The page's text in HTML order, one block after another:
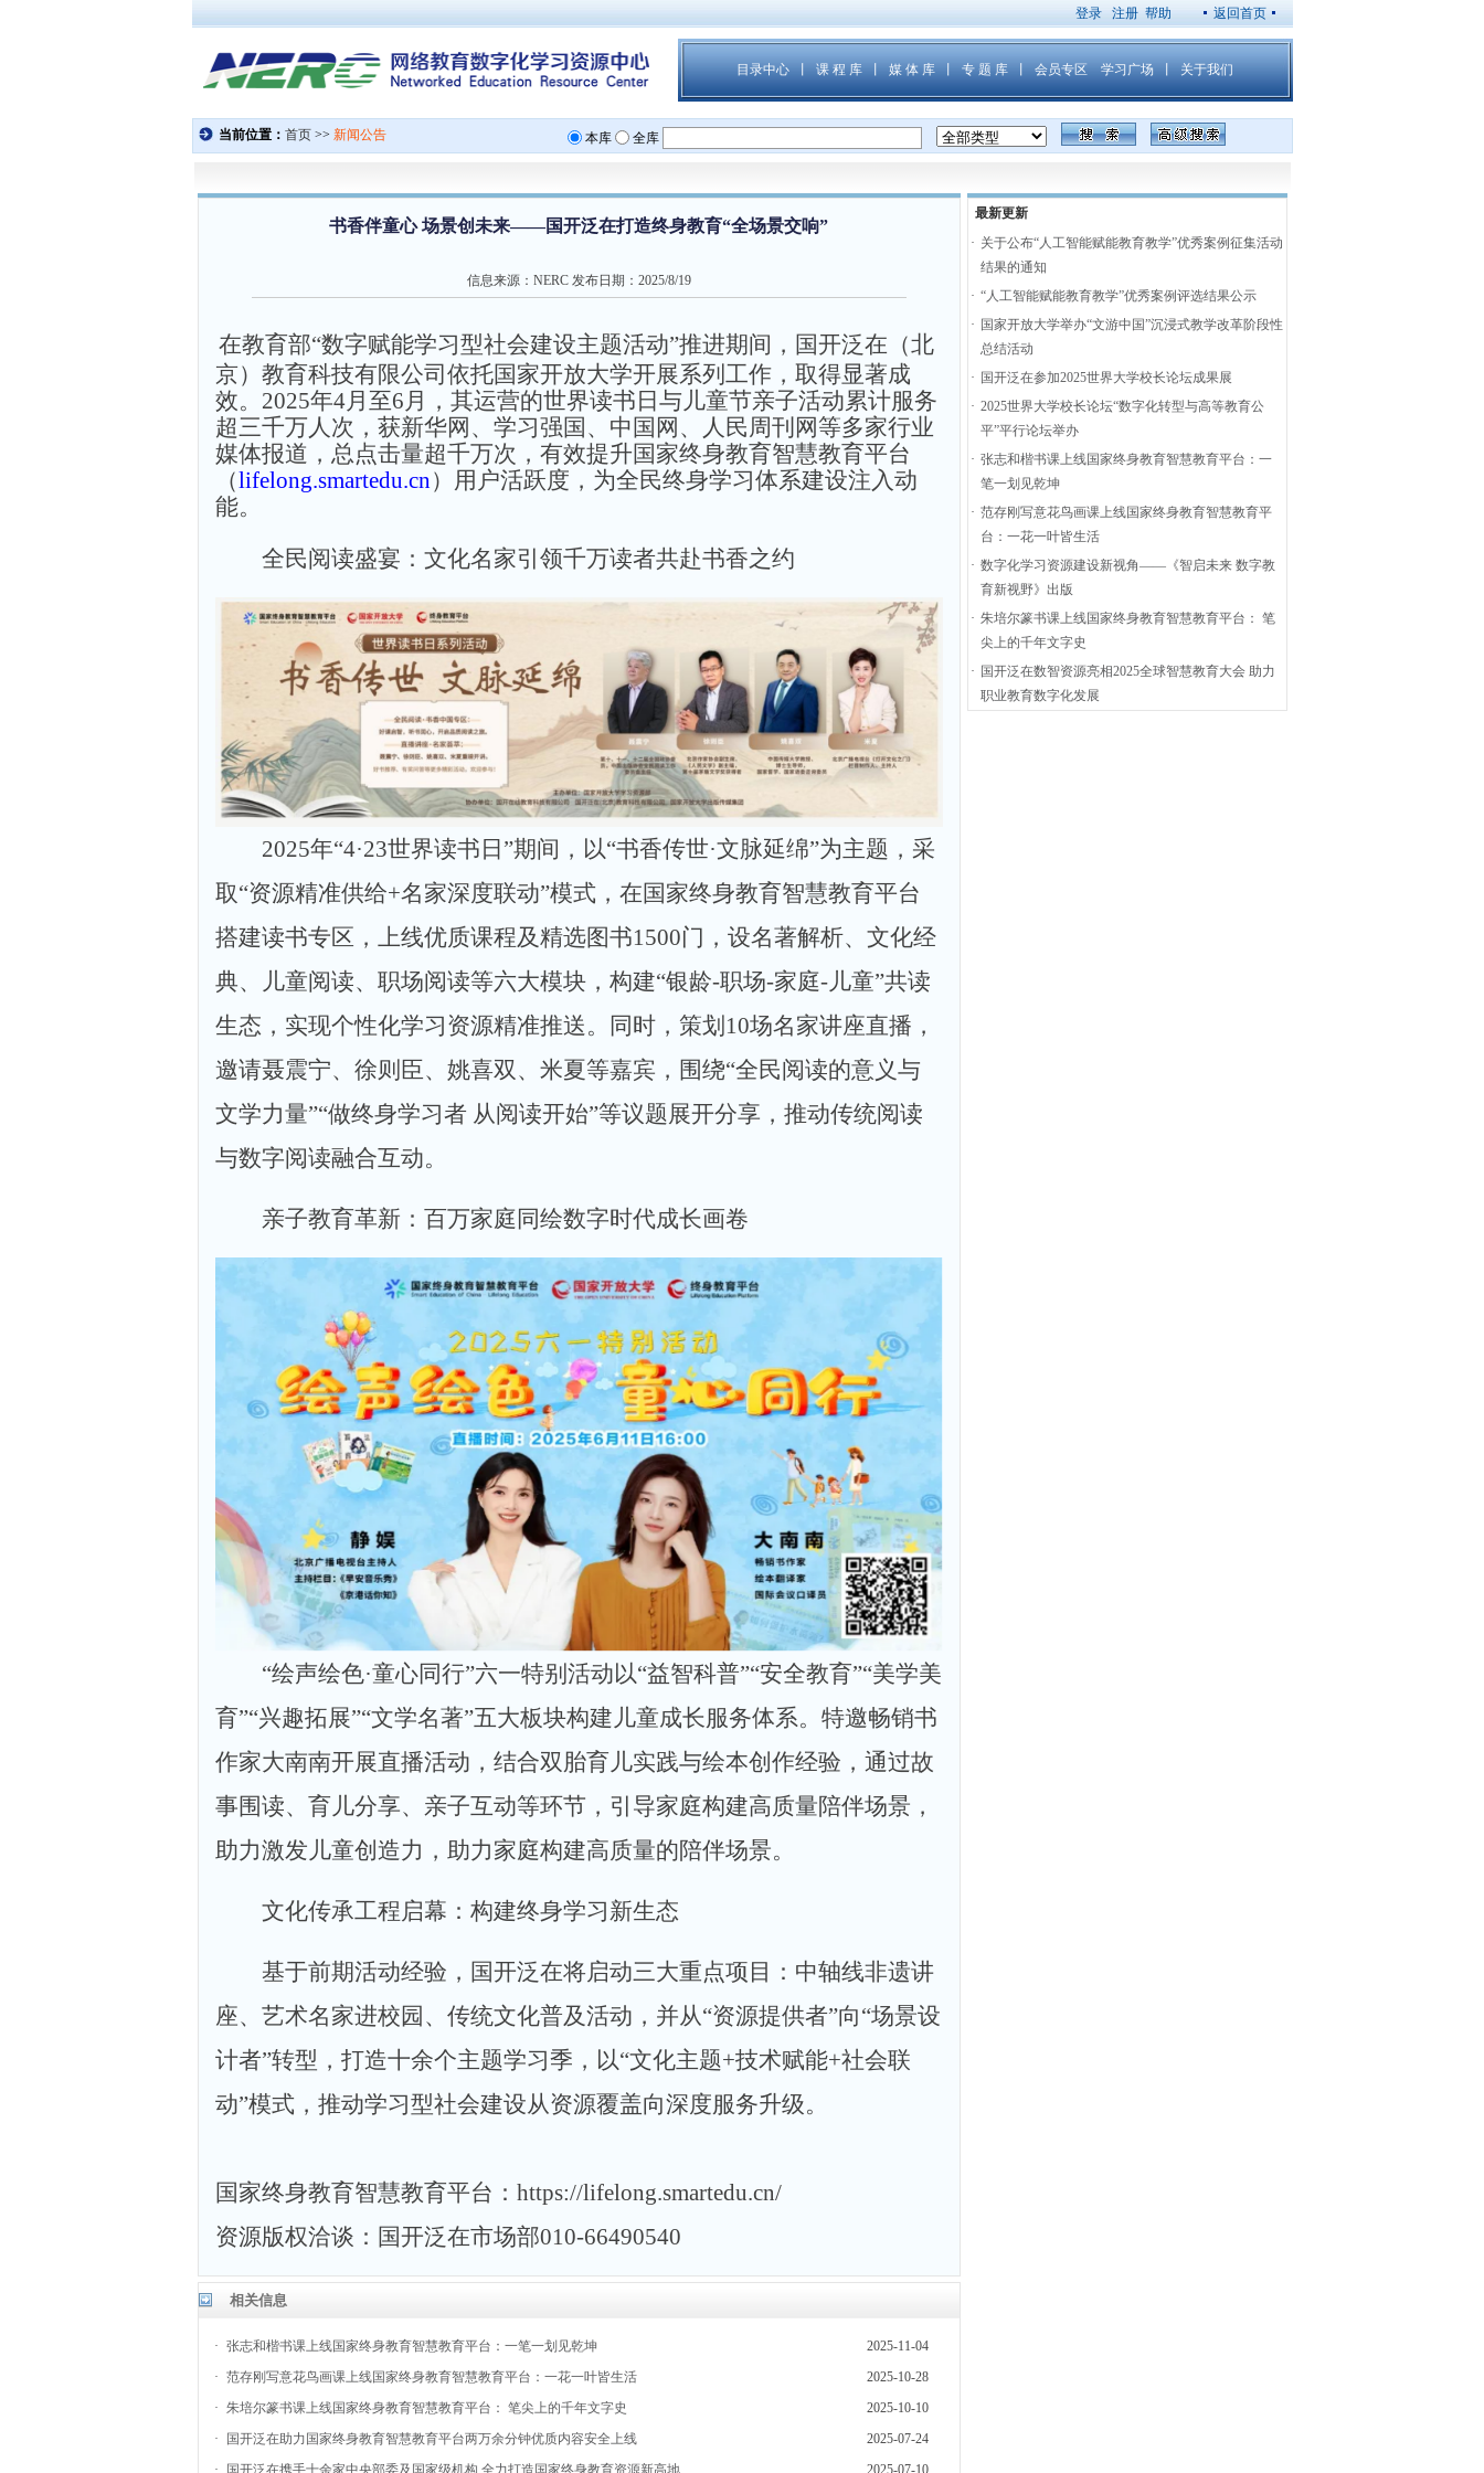
书香伴童心 场景创未来——国开泛在打造终身教育“全场景交响”
信息来源： NERC发布日期： 2025/8/19
在教育部“数字赋能学习型社会建设主题活动”推进期间，国开泛在（北
京）教育科技有限公司依托国家开放大学开展系列工作，取得显著成
效。2025年4月至6月，其运营的世界读书日与儿童节亲子活动累计服务
超三千万人次，获新华网、学习强国、中国网、
人民周刊网等多家行业
媒体报道，总点击量超千万次，有效提升国家终身教育智慧教育平台
（lifelong.smartedu.cn）用户活跃度，为全民终身学习体系建设注入动
能。
全民阅读盛宴：文化名家引领千万读者共赴书香之约
2025年“4·23世界读书日”期间，以“书香传世·文脉延绵”为主题，采
取“资源精准供给+名家深度联动”模式，在国家终身教育智慧教育平台
搭建读书专区，上线优质课程及精选图书1500门，设名著解析、文化经
典、儿童阅读、职场阅读等六大模块，构建“银龄-职场-家庭-儿童”共读
生态，实现个性化学习资源精准推送。同时，策划10场名家讲座直播，
邀请聂震宁、徐则臣、姚喜双、米夏等嘉宾，围绕“全民阅读的意义与
文学力量”“做终身学习者 从阅读开始”等议题展开分享，推动传统阅读
与数字阅读融合互动。
亲子教育革新：百万家庭同绘数字时代成长画卷
“绘声绘色·童心同行”六一特别活动以“益智科普”“安全教育”“美学美
育”“兴趣拓展”“文学名著”五大板块构建儿童成长服务体系。特邀畅销书
作家大南南开展直播活动，结合双胎育儿实践与绘本创作经验，通过故
事围读、育儿分享、亲子互动等环节，引导家庭构建高质量陪伴场景，
助力激发儿童创造力，助力家庭构建高质量的陪伴场景。
文化传承工程启幕：构建终身学习新生态
基于前期活动经验，国开泛在将启动三大重点项目：中轴线非遗讲
座、艺术名家进校园、传统文化普及活动，并从“资源提供者”向“场景设
计者”转型，打造十余个主题学习季，以“文化主题+技术赋能+社会联
动”模式，推动学习型社会建设从资源覆盖向深度服务升级。
国家终身教育智慧教育平台： https://lifelong.smartedu.cn/
资源版权洽谈：国开泛在市场部010-66490540
相关信息
· 张志和楷书课上线国家终身教育智慧教育平台：一笔一划见乾坤
2025-11-04
· 范存刚写意花鸟画课上线国家终身教育智慧教育平台：一花一叶皆生活
2025-10-28
· 朱培尔篆书课上线国家终身教育智慧教育平台： 笔尖上的千年文字史
2025-10-10
·
国开泛在助力国家终身教育智慧教育平台两万余分钟优质内容安全上线
2025-07-24
·
国开泛在携手十余家中央部委及国家级机构 全力打造国家终身教育资源新高地 2025-07-10
最新更新
· 关于公布“人工智能赋能教育教学”优秀案例征集活动
结果的通知
· “人工智能赋能教育教学”优秀案例评选结果公示
· 国家开放大学举办“文游中国”沉浸式教学改革阶段性
总结活动
· 国开泛在参加2025世界大学校长论坛成果展
· 2025世界大学校长论坛“数字化转型与高等教育公
平”平行论坛举办
· 张志和楷书课上线国家终身教育智慧教育平台：一
笔一划见乾坤
· 范存刚写意花鸟画课上线国家终身教育智慧教育平
台：一花一叶皆生活
· 数字化学习资源建设新视角——《智启未来 数字教
育新视野》出版
· 朱培尔篆书课上线国家终身教育智慧教育平台： 笔
尖上的千年文字史
· 国开泛在数智资源亮相2025全球智慧教育大会 助力
职业教育数字化发展